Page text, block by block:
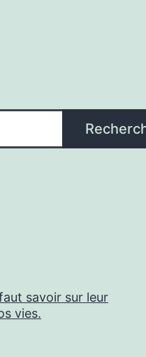
savoir sur leur
vies.